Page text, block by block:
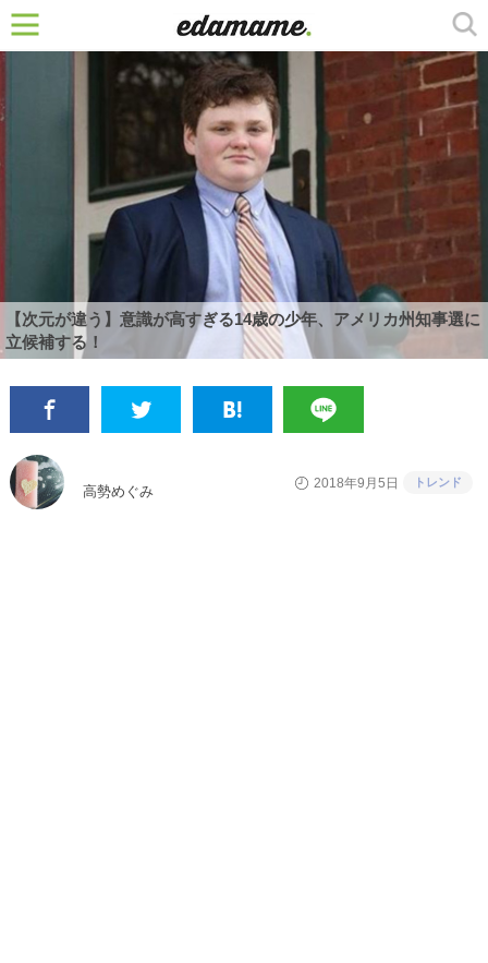
【次元が違う】意識が高すぎる14歳の少年、アメリカ州知事選に
立候補する！
高勢めぐみ
2018年9月5日 トレンド